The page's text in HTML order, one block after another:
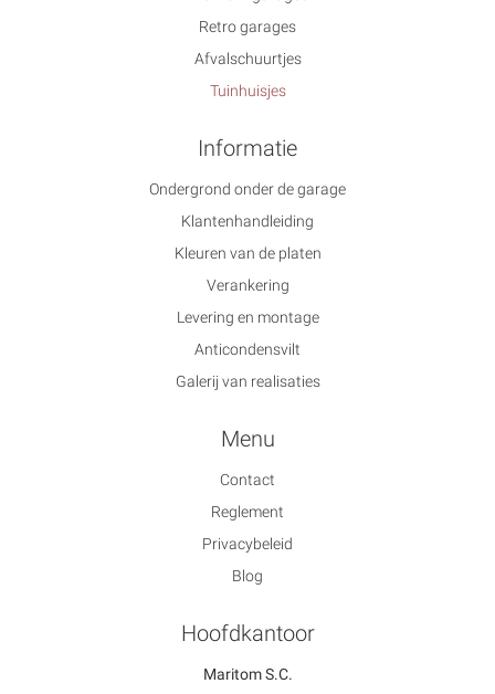
Retro garages
Afvalschuurtjes
Tuinhuisjes
Informatie
Ondergrond onder de garage
Klantenhandleiding
Kleuren van de platen
Verankering
Levering en montage
Anticondensvilt
Galerij van realisaties
Menu
Contact
Reglement
Privacybeleid
Blog
Hoofdkantoor
Maritom S.C.